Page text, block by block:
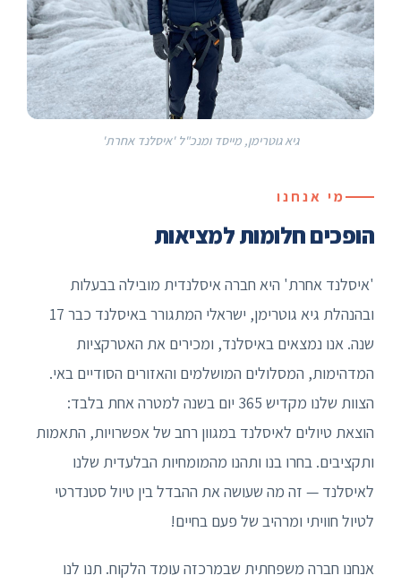
גיא גוטרימן, מייסד ומנכ"ל 'איסלנד אחרת'
מי אנחנו
הופכים חלומות למציאות
'איסלנד אחרת' היא חברה איסלנדית מובילה בבעלות
ובהנהלת גיא גוטרימן, ישראלי המתגורר באיסלנד כבר 17
שנה. אנו נמצאים באיסלנד, ומכירים את האטרקציות
המדהימות, המסלולים המושלמים והאזורים הסודיים באי.
הצוות שלנו מקדיש 365 יום בשנה למטרה אחת בלבד:
הוצאת טיולים לאיסלנד במגוון רחב של אפשרויות, התאמות
ותקציבים. בחרו בנו ותהנו מהמומחיות הבלעדית שלנו
לאיסלנד — זה מה שעושה את ההבדל בין טיול סטנדרטי
לטיול חוויתי ומרהיב של פעם בחיים!
אנחנו חברה משפחתית שבמרכזה עומד הלקוח. תנו לנו